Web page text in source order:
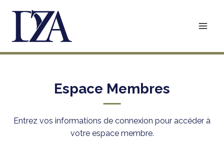
contenu
Espace Membres
Entrez vos informations de connexion pour accéder à
votre espace membre.